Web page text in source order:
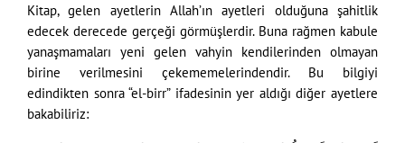
Kitap, gelen ayetlerin Allah’ın ayetleri olduğuna şahitlik
edecek derecede gerçeği görmüşlerdir. Buna rağmen kabule
yanaşmamaları yeni gelen vahyin kendilerinden olmayan
birine verilmesini çekememelerindendir. Bu bilgiyi
edindikten sonra “el-birr” ifadesinin yer aldığı diğer ayetlere
bakabiliriz: